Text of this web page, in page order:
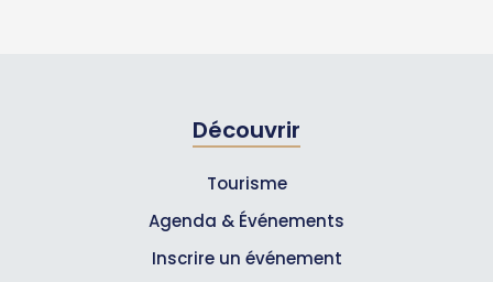
Découvrir
Tourisme
Agenda & Événements
Inscrire un événement